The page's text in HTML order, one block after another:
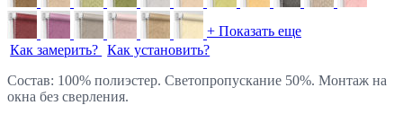
+ Показать еще
Как замерить? Как установить?
Состав: 100% полиэстер. Светопропускание 50%. Монтаж на
окна без сверления.